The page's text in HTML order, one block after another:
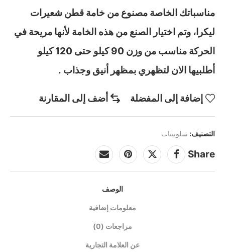
مناسباتك الخاصة مصنوع من خامة قطن شعيرات
ليكرا، وتم اختيار الصنع من هذه الخامة لأنها مريحة في
الحركة مناسب من وزن 90 كيلو حتى 120 كيلو
أطلبيها الان لتظهري بمظهر أنيق وجذاب .
إضافة إلى المفضلة أضف إلى المقارنة
التصنيف: سلوبيتات
Share
الوصف
معلومات إضافية
مراجعات (0)
عن العلامة التجارية